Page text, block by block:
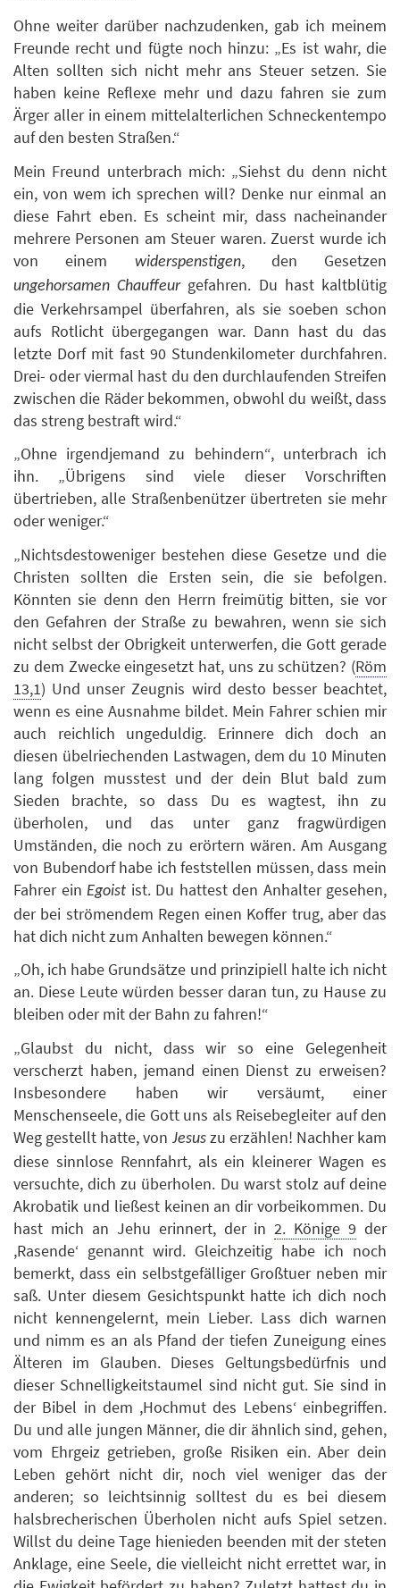
Ohne weiter darüber nachzudenken, gab ich meinem
Freunde recht und fügte noch hinzu: „Es ist wahr, die
Alten sollten sich nicht mehr ans Steuer setzen. Sie
haben keine Reflexe mehr und dazu fahren sie zum
Ärger aller in einem mittelalterlichen Schneckentempo
auf den besten Straßen.“
Mein Freund unterbrach mich: „Siehst du denn nicht
ein, von wem ich sprechen will? Denke nur einmal an
diese Fahrt eben. Es scheint mir, dass nacheinander
mehrere Personen am Steuer waren. Zuerst wurde ich
von einem
widerspenstigen, den Gesetzen
ungehorsamen Chauffeurgefahren. Du hast kaltblütig
die Verkehrsampel überfahren, als sie soeben schon
aufs Rotlicht übergegangen war. Dann hast du das
letzte Dorf mit fast 90 Stundenkilometer durchfahren.
Drei- oder viermal hast du den durchlaufenden Streifen
zwischen die Räder bekommen, obwohl du weißt, dass
das streng bestraft wird.“
„Ohne irgendjemand zu behindern“, unterbrach ich
ihn. „Übrigens sind viele dieser Vorschriften
übertrieben, alle Straßenbenützer übertreten sie mehr
oder weniger.“
„Nichtsdestoweniger bestehen diese Gesetze und die
Christen sollten die Ersten sein, die sie befolgen.
Könnten sie denn den Herrn freimütig bitten, sie vor
den Gefahren der Straße zu bewahren, wenn sie sich
nicht selbst der Obrigkeit unterwerfen, die Gott gerade
zu dem Zwecke eingesetzt hat, uns zu schützen? (Röm
13,1) Und unser Zeugnis wird desto besser beachtet,
wenn es eine Ausnahme bildet. Mein Fahrer schien mir
auch reichlich ungeduldig. Erinnere dich doch an
diesen übelriechenden Lastwagen, dem du 10 Minuten
lang folgen musstest und der dein Blut bald zum
Sieden brachte, so dass Du es wagtest, ihn zu
überholen, und das unter ganz fragwürdigen
Umständen, die noch zu erörtern wären. Am Ausgang
von Bubendorf habe ich feststellen müssen, dass mein
Fahrer ein Egoist ist. Du hattest den Anhalter gesehen,
der bei strömendem Regen einen Koffer trug, aber das
hat dich nicht zum Anhalten bewegen können.“
„Oh, ich habe Grundsätze und prinzipiell halte ich nicht
an. Diese Leute würden besser daran tun, zu Hause zu
bleiben oder mit der Bahn zu fahren!“
„Glaubst du nicht, dass wir so eine Gelegenheit
verscherzt haben, jemand einen Dienst zu erweisen?
Insbesondere haben wir versäumt, einer
Menschenseele, die Gott uns als Reisebegleiter auf den
Weg gestellt hatte, von Jesuszu erzählen! Nachher kam
diese sinnlose Rennfahrt, als ein kleinerer Wagen es
versuchte, dich zu überholen. Du warst stolz auf deine
Akrobatik und ließest keinen an dir vorbeikommen. Du
hast mich an Jehu erinnert, der in2. Könige 9 der
,Rasende‘ genannt wird. Gleichzeitig habe ich noch
bemerkt, dass ein selbstgefälliger Großtuer neben mir
saß. Unter diesem Gesichtspunkt hatte ich dich noch
nicht kennengelernt, mein Lieber. Lass dich warnen
und nimm es an als Pfand der tiefen Zuneigung eines
Älteren im Glauben. Dieses Geltungsbedürfnis und
dieser Schnelligkeitstaumel sind nicht gut. Sie sind in
der Bibel in dem ,Hochmut des Lebens‘ einbegriffen.
Du und alle jungen Männer, die dir ähnlich sind, gehen,
vom Ehrgeiz getrieben, große Risiken ein. Aber dein
Leben gehört nicht dir, noch viel weniger das der
anderen; so leichtsinnig solltest du es bei diesem
halsbrecherischen Überholen nicht aufs Spiel setzen.
Willst du deine Tage hienieden beenden mit der steten
Anklage, eine Seele, die vielleicht nicht errettet war, in